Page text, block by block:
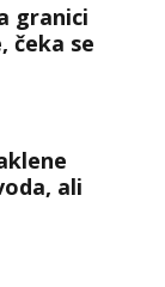
granici
čeka se
ali